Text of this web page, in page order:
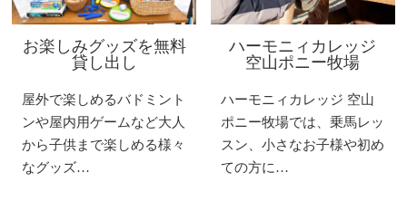
お楽しみグッズを無料
貸し出し
屋外で楽しめるバドミント
ンや屋内用ゲームなど大人
から子供まで楽しめる様々
なグッズ…
ハーモニィカレッジ
空山ポニー牧場
ハーモニィカレッジ 空山
ポニー牧場では、乗馬レッ
スン、小さなお子様や初め
ての方に…